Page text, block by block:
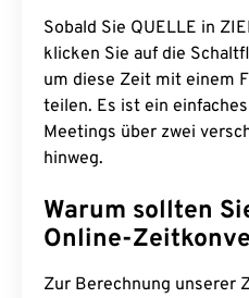
Sobald Sie QUELLE in
klicken Sie auf die
um diese Zeit mit einem
teilen. Es ist ein
Meetings über zwei
hinweg.
Warum sollten
Online-
Zur Berechnung unserer